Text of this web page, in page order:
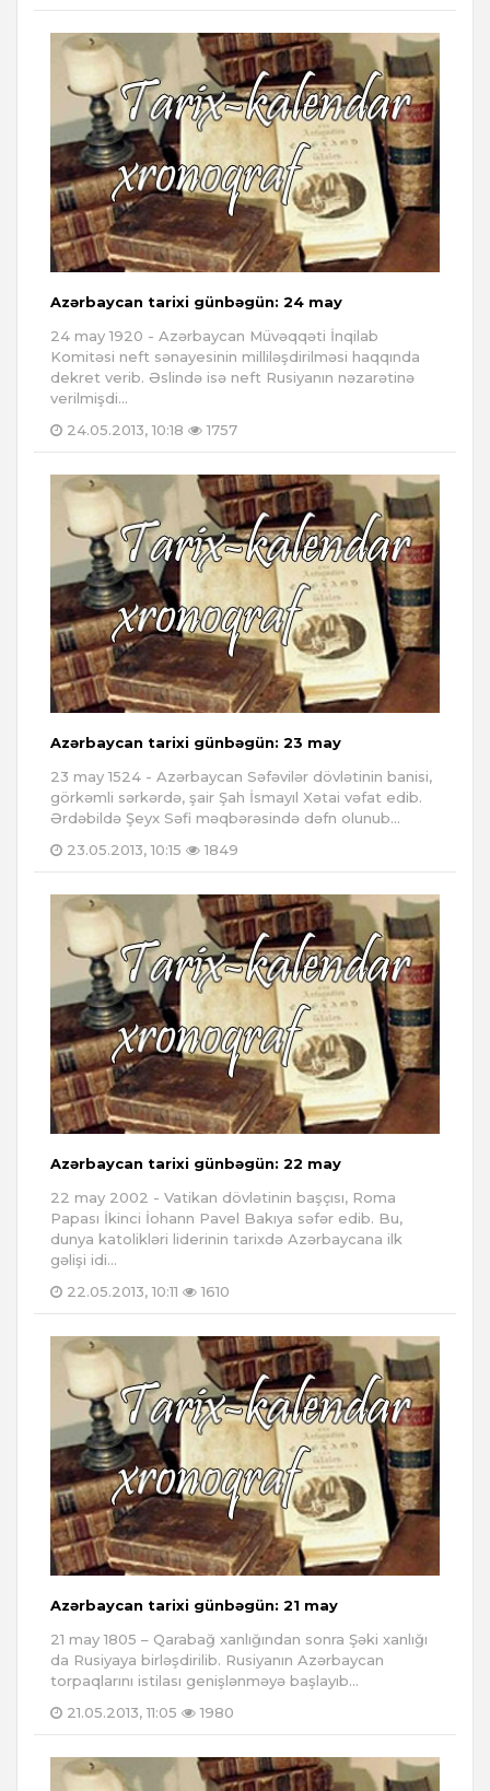
Azərbaycan tarixi günbəgün: 24 may
24 may 1920 - Azərbaycan Müvəqqəti İnqilab
Komitəsi neft sənayesinin milliləşdirilməsi haqqında
dekret verib. Əslində isə neft Rusiyanın nəzarətinə
verilmişdi...
24.05.2013, 10:18
1757
Azərbaycan tarixi günbəgün: 23 may
23 may 1524 - Azərbaycan Səfəvilər dövlətinin banisi,
görkəmli sərkərdə, şair Şah İsmayıl Xətai vəfat edib.
Ərdəbildə Şeyx Səfi məqbərəsində dəfn olunub...
23.05.2013, 10:15
1849
Azərbaycan tarixi günbəgün: 22 may
22 may 2002 - Vatikan dövlətinin başçısı, Roma
Papası İkinci İohann Pavel Bakıya səfər edib. Bu,
dunya katolikləri liderinin tarixdə Azərbaycana ilk
gəlişi idi...
22.05.2013, 10:11
1610
Azərbaycan tarixi günbəgün: 21 may
21 may 1805 – Qarabağ xanlığından sonra Şəki xanlığı
da Rusiyaya birləşdirilib. Rusiyanın Azərbaycan
torpaqlarını istilası genişlənməyə başlayıb...
21.05.2013, 11:05
1980